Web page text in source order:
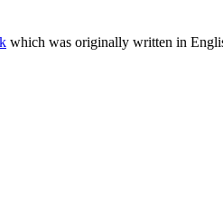
which was originally written in